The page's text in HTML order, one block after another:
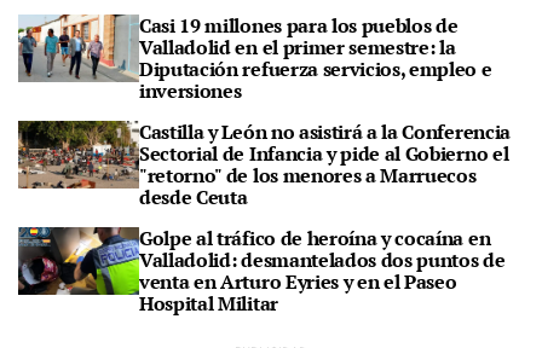
Casi 19 millones para los pueblos de
Valladolid en el primer semestre: la
Diputación refuerza servicios, empleo e
inversiones
Castilla y León no asistirá a la Conferencia
Sectorial de Infancia y pide al Gobierno el
"retorno" de los menores a Marruecos
desde Ceuta
Golpe al tráfico de heroína y cocaína en
Valladolid: desmantelados dos puntos de
venta en Arturo Eyries y en el Paseo
Hospital Militar